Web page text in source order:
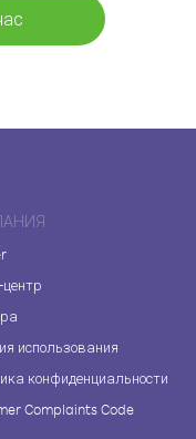
использования
конфиденциальности
Complaints Code